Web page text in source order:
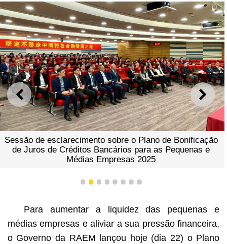
ANTERIOR
Sessão de esclarecimento sobre o Plano de Bonificação
de Juros de Créditos Bancários para as Pequenas e
Médias Empresas 2025
1 2 3 4 5 6 7 8
Para aumentar a liquidez das pequenas e
médias empresas e aliviar a sua pressão financeira,
o Governo da RAEM lançou hoje (dia 22) o Plano